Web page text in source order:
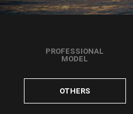
PROFESSIONAL
MODEL
OTHERS